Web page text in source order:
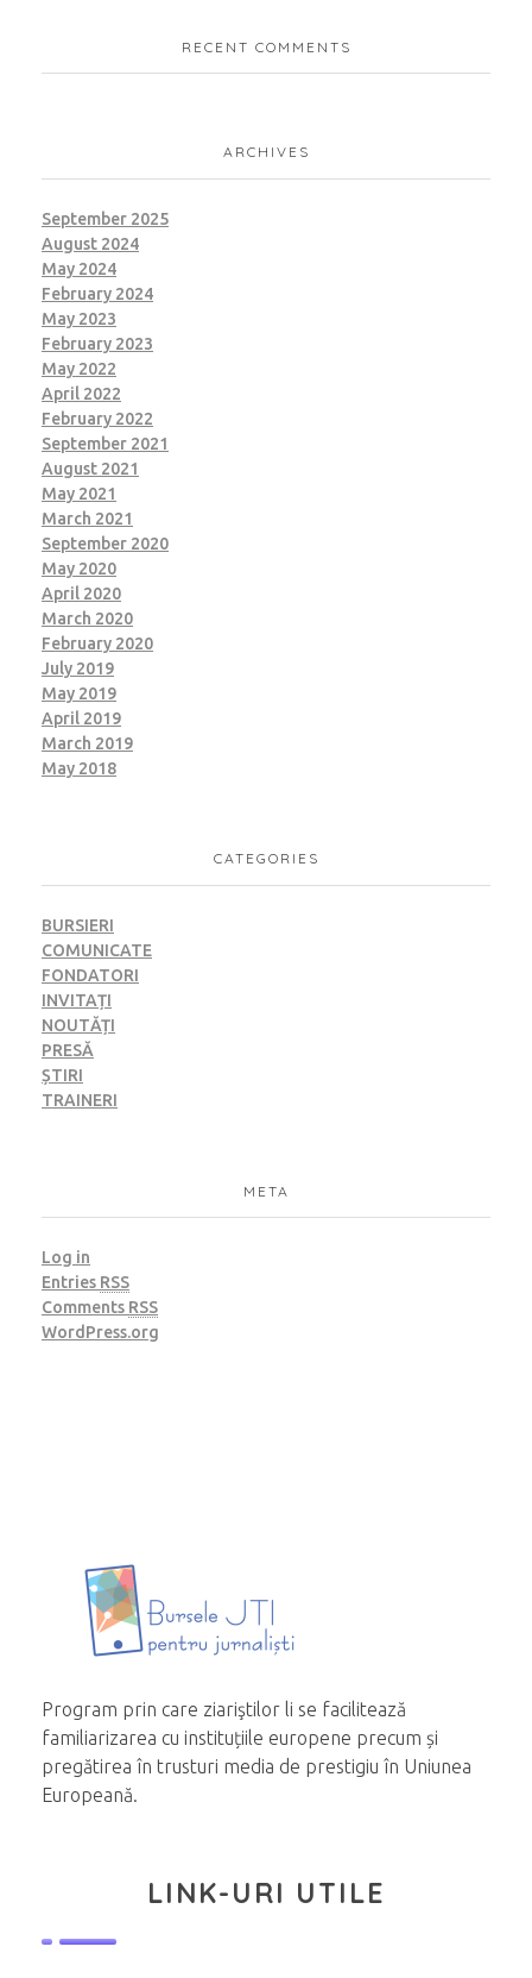
RECENT COMMENTS
ARCHIVES
September 2025
August 2024
May 2024
February 2024
May 2023
February 2023
May 2022
April 2022
February 2022
September 2021
August 2021
May 2021
March 2021
September 2020
May 2020
April 2020
March 2020
February 2020
July 2019
May 2019
April 2019
March 2019
May 2018
CATEGORIES
BURSIERI
COMUNICATE
FONDATORI
INVITAȚI
NOUTĂȚI
PRESĂ
ȘTIRI
TRAINERI
META
Log in
Entries RSS
Comments RSS
WordPress.org
Program prin care ziariştilor li se facilitează
familiarizarea cu instituțiile europene precum și
pregătirea în trusturi media de prestigiu în Uniunea
Europeană.
LINK-URI UTILE